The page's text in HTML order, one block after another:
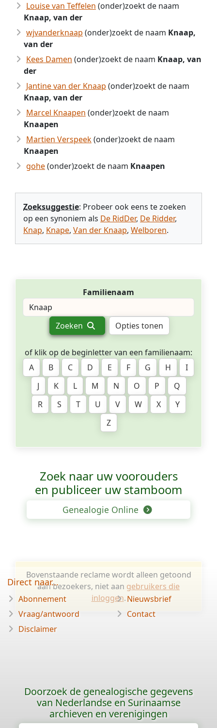
Louise van Teffelen (onder)zoekt de naam
Knaap, van der
wjvanderknaap (onder)zoekt de naam Knaap,
van der
Kees Damen (onder)zoekt de naam Knaap, van
der
Jantine van der Knaap (onder)zoekt de naam
Knaap, van der
Marcel Knaapen (onder)zoekt de naam
Knaapen
Martien Verspeek(onder)zoekt de naam
Knaapen
gohe(onder)zoekt de naam Knaapen
Zoeksuggestie: Probeer ook eens te zoeken
op een synoniem als De RidDer, De Ridder,
Knap, Knape, Van der Knaap, Welboren.
Familienaam
Zoeken Opties tonen
of klik op de beginletter van een familienaam:
A
B C D E F G H
I
J
K L M N O P
Q
R
S T U V W X
Y
Z
Zoek naar uw voorouders
en publiceer uw stamboom
Genealogie Online
Bovenstaande reclame wordt alleen getoond
aan bezoekers, niet aan gebruikers die
inloggen.
Direct naar...
Abonnement
Vraag/antwoord
Disclaimer
Nieuwsbrief
Contact
Doorzoek de genealogische gegevens
van Nederlandse en Surinaamse
archieven en verenigingen